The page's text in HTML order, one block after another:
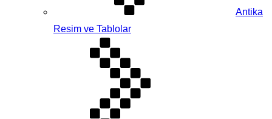
Antika
Resim ve Tablolar